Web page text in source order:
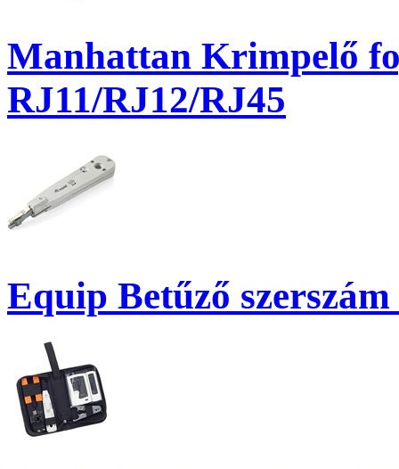
Manhattan Krimpelő
RJ11/RJ12/RJ45
Equip Betűző szerszám